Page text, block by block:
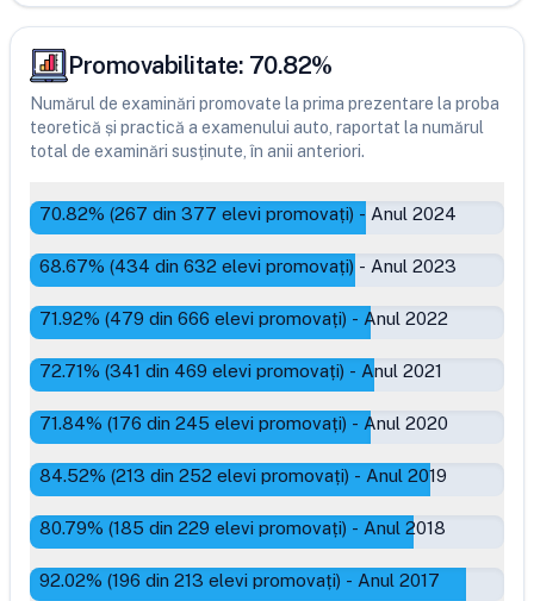
Promovabilitate: 70.82%
Numărul de examinări promovate la prima prezentare la proba
teoretică și practică a examenului auto, raportat la numărul
total de examinări susținute, în anii anteriori.
70.82% (267 din 377 elevi promovați) - Anul 2024
68.67% (434 din 632 elevi promovați) - Anul 2023
71.92% (479 din 666 elevi promovați) - Anul 2022
72.71% (341 din 469 elevi promovați) - Anul 2021
71.84% (176 din 245 elevi promovați) - Anul 2020
84.52% (213 din 252 elevi promovați) - Anul 2019
80.79% (185 din 229 elevi promovați) - Anul 2018
92.02% (196 din 213 elevi promovați) - Anul 2017